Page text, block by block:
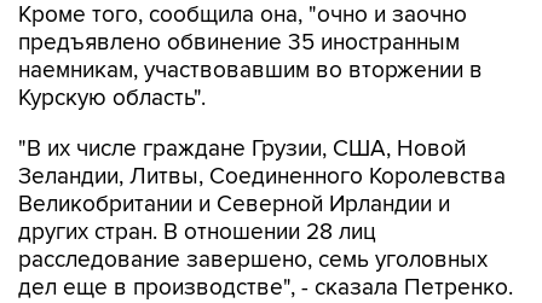
Кроме того, сообщила она, "очно и заочно
предъявлено обвинение 35 иностранным
наемникам, участвовавшим во вторжении в
Курскую область".
"В их числе граждане Грузии, США, Новой
Зеландии, Литвы, Соединенного Королевства
Великобритании и Северной Ирландии и
других стран. В отношении 28 лиц
расследование завершено, семь уголовных
дел еще в производстве", - сказала Петренко.